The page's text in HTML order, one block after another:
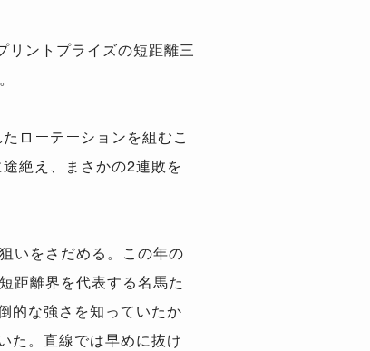
リントプライズの短距離三
ローテーションを組むこ
絶え、まさかの2連敗を
いをさだめる。この年の
距離界を代表する名馬た
的な強さを知っていたか
た。直線では早めに抜け